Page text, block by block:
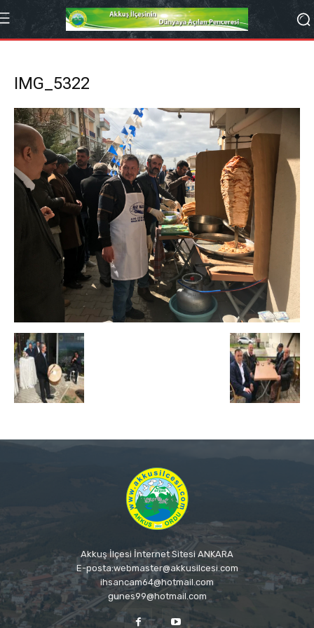
IMG_5322
Akkuş İlçesi İnternet Sitesi ANKARA
E-posta:webmaster@akkusilcesi.com
ihsancam64@hotmail.com
gunes99@hotmail.com